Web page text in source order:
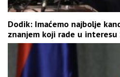
Dodik: Imaćemo najbolje
znanjem koji rade u interesu